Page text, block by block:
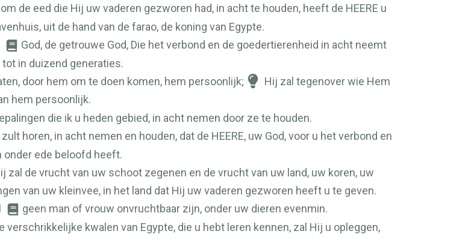
de eed die Hij uw vaderen gezworen had, in acht te houden, heeft de HEERE u
uit de hand van de farao, de koning van Egypte.
God, de getrouwe God, Die het verbond en de goedertierenheid in acht neemt
in duizend generaties.
door hem om te doen komen, hem persoonlijk;
Hij zal tegenover wie Hem
hem persoonlijk.
die ik u heden gebied, in acht nemen door ze te houden.
horen, in acht nemen en houden, dat de HEERE, uw God, voor u het verbond en
onder ede beloofd heeft.
zal de vrucht van uw schoot zegenen en de vrucht van uw land, uw koren, uw
van uw kleinvee, in het land dat Hij uw vaderen gezworen heeft u te geven.
geen man of vrouw onvruchtbaar zijn, onder uw dieren evenmin.
verschrikkelijke kwalen van Egypte, die u hebt leren kennen, zal Hij u opleggen,